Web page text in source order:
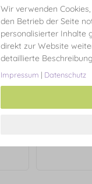
Lange
Wir verwenden
den Betrieb der Seite
personalisierter Inhalte
direkt zur Website
detaillierte
Impressum | Datenschutz